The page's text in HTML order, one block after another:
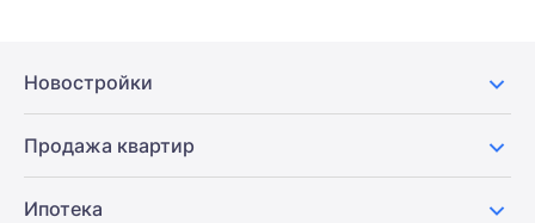
Новостройки
Продажа квартир
Ипотека